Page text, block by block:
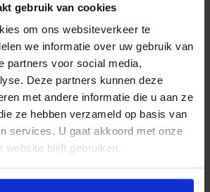
gebruik van cookies
om ons websiteverkeer te
we informatie over uw gebruik van
partners voor social media,
Deze partners kunnen deze
met andere informatie die u aan ze
ze hebben verzameld op basis van
services. U gaat akkoord met onze
website blijft gebruiken.
binnen 3 minuten leest, is de
van mail en SMS maakt
erg effectief.
u als studentenvereniging
en andere activiteiten. Deze
middels SMS gepromoot
Er kan vlak voor het
herinneringmiddels SMS worden